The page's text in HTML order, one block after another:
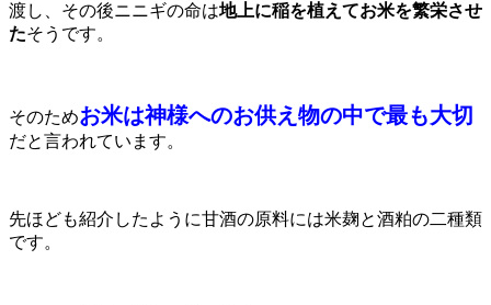
渡し、その後ニニギの命は地上に稲を植えてお米を繁栄させ
たそうです。
そのためお米は神様へのお供え物の中で最も大切
だと言われています。
先ほども紹介したように甘酒の原料には米麹と酒粕の二種類
です。